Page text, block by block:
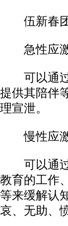
伍新春团
急性应激(
可以通过
提供其陪伴
理宣泄。
慢性应激(
可以通过
教育的工作
等来缓解认
哀、无助、